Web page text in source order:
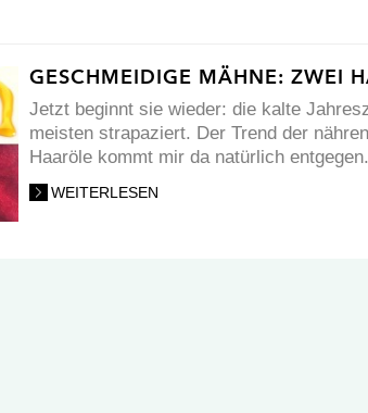
GESCHMEIDIGE MÄHNE: ZWEI
Jetzt beginnt sie wieder: die kalte
meisten strapaziert. Der Trend der
Haaröle kommt mir da natürlich
WEITERLESEN